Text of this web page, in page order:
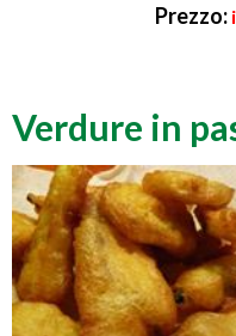
Prezzo:
Verdure in